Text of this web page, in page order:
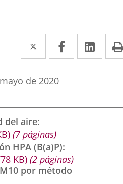
Twitter
Enlace
a
una
externa.
Facebook
Enlace
a
externa.
a
de 2020
del aire
) (7 páginas)
HPA (B(a)P)
KB) (2 páginas)
por método